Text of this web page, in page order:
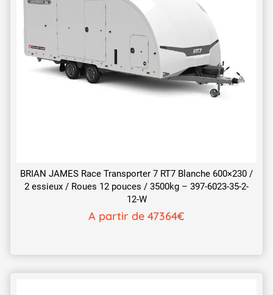
BRIAN JAMES Race Transporter 7 RT7 Blanche 600×230 /
2 essieux / Roues 12 pouces / 3500kg – 397-6023-35-2-
12-W
A partir de 47364€